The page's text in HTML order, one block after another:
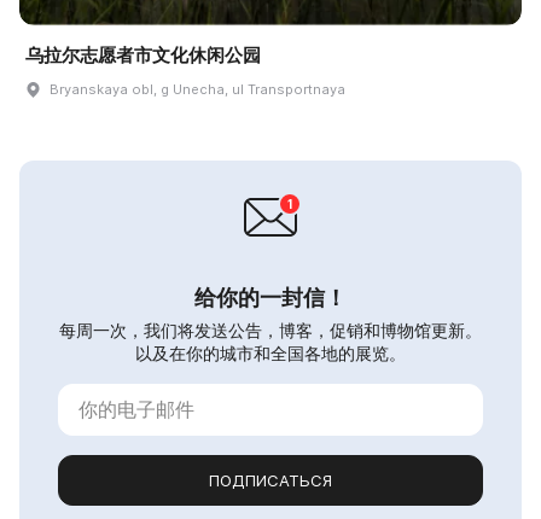
乌拉尔志愿者市文化休闲公园
Bryanskaya obl, g Unecha, ul Transportnaya
给你的一封信！
每周一次，我们将发送公告，博客，促销和博物馆更新。
以及在你的城市和全国各地的展览。
ПОДПИСАТЬСЯ